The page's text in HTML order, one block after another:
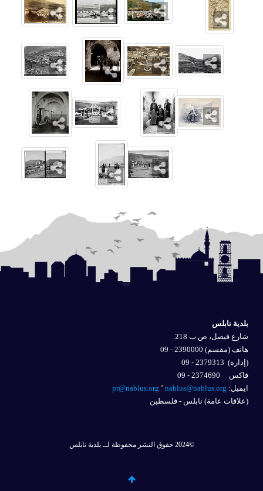
بلدية نابلس
شارع فيصل، ص.ب 218
هاتف (مقسم) 2390000 - 09
(إدارة)
فاكس 2374690 - 09
ايميل: nablus@nablus.org
pr@nablus.org
(علاقات عامة) نابلس - فلسطين
©2024 حقوق النشر محفوظة لــ بلدية نابلس